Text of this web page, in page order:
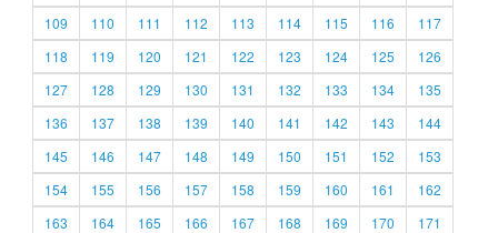
109
110 111 112 113 114 115 116
117
118
119 120 121 122 123 124 125
126
127
128 129 130 131 132 133 134
135
136
137 138 139 140 141 142 143
144
145
146 147 148 149 150 151 152
153
154
155 156 157 158 159 160 161
162
163
164 165 166 167 168 169 170
171